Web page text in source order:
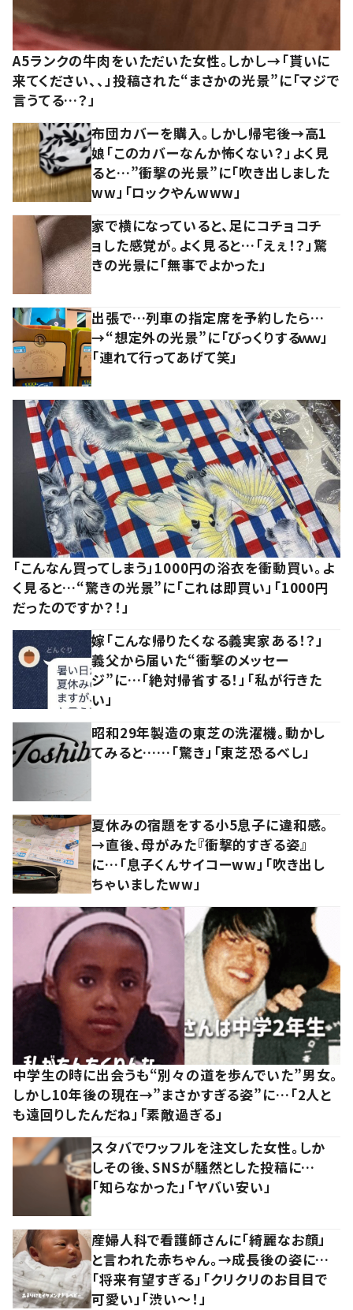
A5ランクの牛肉をいただいた女性。しかし→「貰いに
来てください、、」投稿された“まさかの光景”に「マジで
言うてる…？」
布団カバーを購入。しかし帰宅後→高1
娘「このカバーなんか怖くない？」よく見
ると…”衝撃の光景”に「吹き出しました
ww」「ロックやんwww」
家で横になっていると、足にコチョコチ
ョした感覚が。よく見ると…「えぇ！？」驚
きの光景に「無事でよかった」
出張で…列車の指定席を予約したら…
→“想定外の光景”に「びっくりするｗｗ」
「連れて行ってあげて笑」
「こんなん買ってしまう」1000円の浴衣を衝動買い。よ
く見ると…“驚きの光景”に「これは即買い」「1000円
だったのですか？！」
嫁「こんな帰りたくなる義実家ある！？」
義父から届いた“衝撃のメッセー
ジ”に…「絶対帰省する！」「私が行きた
い」
昭和29年製造の東芝の洗濯機。動かし
てみると……「驚き」「東芝恐るべし」
夏休みの宿題をする小5息子に違和感。
→直後、母がみた『衝撃的すぎる姿』
に…「息子くんサイコーww」「吹き出し
ちゃいましたww」
中学生の時に出会うも“別々の道を歩んでいた”男女。
しかし10年後の現在→”まさかすぎる姿”に…「2人と
も遠回りしたんだね」「素敵過ぎる」
スタバでワッフルを注文した女性。しか
しその後、SNSが騒然とした投稿に…
「知らなかった」「ヤバい安い」
産婦人科で看護師さんに「綺麗なお顔」
と言われた赤ちゃん。→成長後の姿に…
「将来有望すぎる」「クリクリのお目目で
可愛い」「渋い～！」